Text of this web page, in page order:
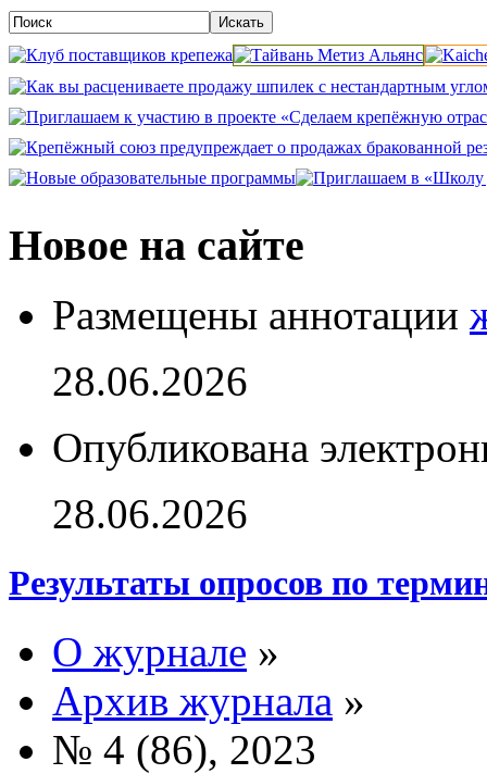
Новое на сайте
Размещены аннотации
28.06.2026
Опубликована
28.06.2026
Результаты опросов по
О журнале »
Архив журнала »
№ 4 (86), 2023